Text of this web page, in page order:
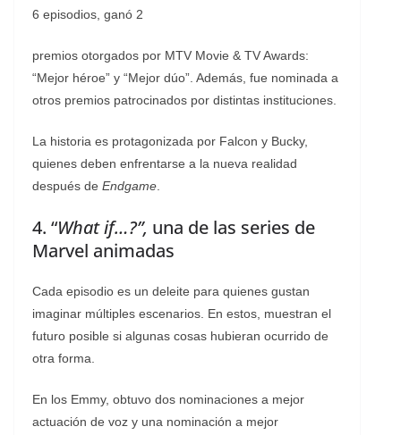
6 episodios, ganó 2
premios otorgados por MTV Movie & TV Awards:
“Mejor héroe” y “Mejor dúo”. Además, fue nominada a
otros premios patrocinados por distintas instituciones.
La historia es protagonizada por Falcon y Bucky,
quienes deben enfrentarse a la nueva realidad
después de Endgame
4. “What if…?”, una de las series de
Marvel animadas
Cada episodio es un deleite para quienes gustan
imaginar múltiples escenarios. En estos, muestran el
futuro posible si algunas cosas hubieran ocurrido de
otra forma.
En los Emmy, obtuvo dos nominaciones a mejor
actuación de voz y una nominación a mejor